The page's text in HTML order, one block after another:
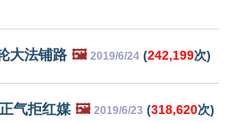
大法铺路 🖼️ 2019/6/24 (242,199次)
气拒红媒 🖼️ 2019/6/23 (318,620次)